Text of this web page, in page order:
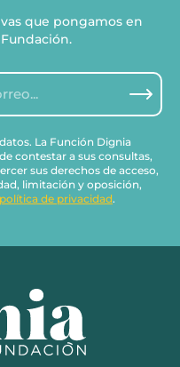
que pongamos en
La Función Dignia
contestar a sus consultas,
sus derechos de acceso,
limitación y oposición,
política de privacidad.